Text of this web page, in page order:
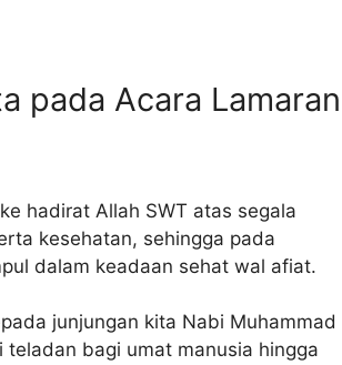
pada Acara Lamaran
hadirat Allah SWT atas segala
kesehatan, sehingga pada
dalam keadaan sehat wal afiat.
junjungan kita Nabi Muhammad
teladan bagi umat manusia hingga